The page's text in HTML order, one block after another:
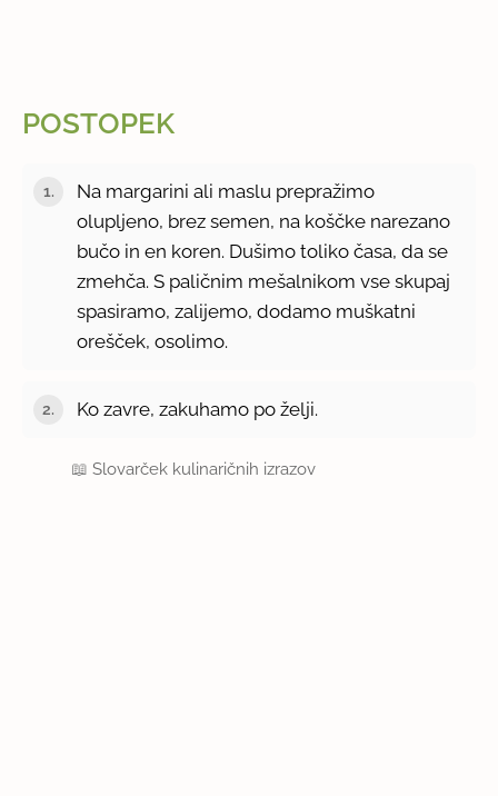
POSTOPEK
Na margarini ali maslu prepražimo
olupljeno, brez semen, na koščke narezano
bučo in en koren. Dušimo toliko časa, da se
zmehča. S paličnim mešalnikom vse skupaj
spasiramo, zalijemo, dodamo muškatni
orešček, osolimo.
Ko zavre, zakuhamo po želji.
📖Slovarček kulinaričnih izrazov